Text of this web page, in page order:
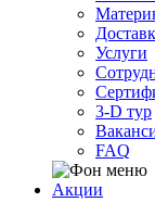
Услуги
3-D тур
FAQ
Акции